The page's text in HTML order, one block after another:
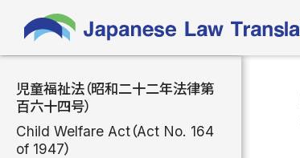
児童福祉法（昭和二十二年法律第
百六十四号）
Child Welfare Act（Act No. 164
of 1947）